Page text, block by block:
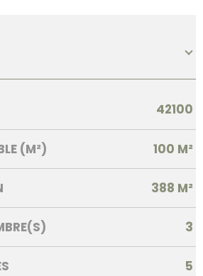
42100
(M²) 100 M²
388 M²
3
5